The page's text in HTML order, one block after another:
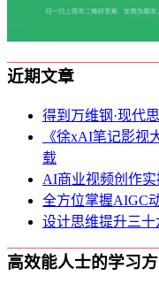
近期文章
得到万维钢·现代
《徐xAI笔记影视
载
AI商业视频创作实
全方位掌握AIGC
设计思维提升三十
高效能人士的学习